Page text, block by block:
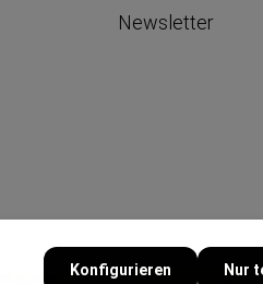
Newsletter
Nur
Konfigurieren